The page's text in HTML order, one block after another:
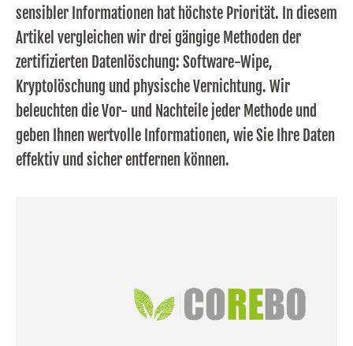
sensibler Informationen hat höchste Priorität. In diesem
Artikel vergleichen wir drei gängige Methoden der
zertifizierten Datenlöschung: Software-Wipe,
Kryptolöschung und physische Vernichtung. Wir
beleuchten die Vor- und Nachteile jeder Methode und
geben Ihnen wertvolle Informationen, wie Sie Ihre Daten
effektiv und sicher entfernen können.